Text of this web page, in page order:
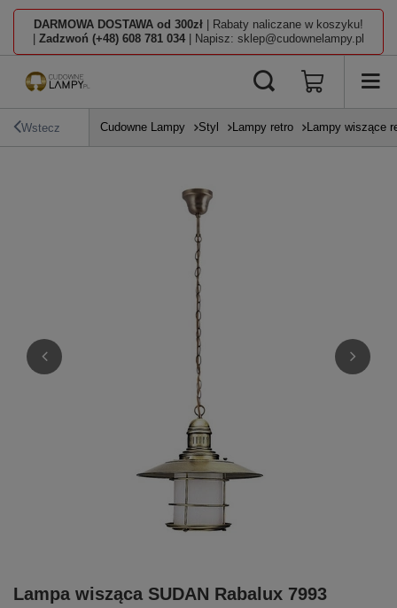
DARMOWA DOSTAWA od 300zł | Rabaty naliczane w koszyku!
Zadzwoń (+48) 608 781 034 | Napisz: sklep@cudownelampy.pl
Wstecz Cudowne Lampy Styl Lampy retro Lampy wiszące
Lampa wisząca SUDAN Rabalux 7993